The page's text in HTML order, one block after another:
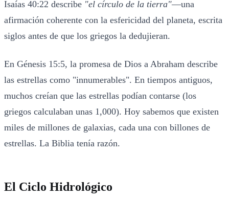
Isaías 40:22 describe "el círculo de la tierra"—una
afirmación coherente con la esfericidad del planeta, escrita
siglos antes de que los griegos la dedujieran.
En Génesis 15:5, la promesa de Dios a Abraham describe
las estrellas como "innumerables". En tiempos antiguos,
muchos creían que las estrellas podían contarse (los
griegos calculaban unas 1,000). Hoy sabemos que existen
miles de millones de galaxias, cada una con billones de
estrellas. La Biblia tenía razón.
El Ciclo Hidrológico